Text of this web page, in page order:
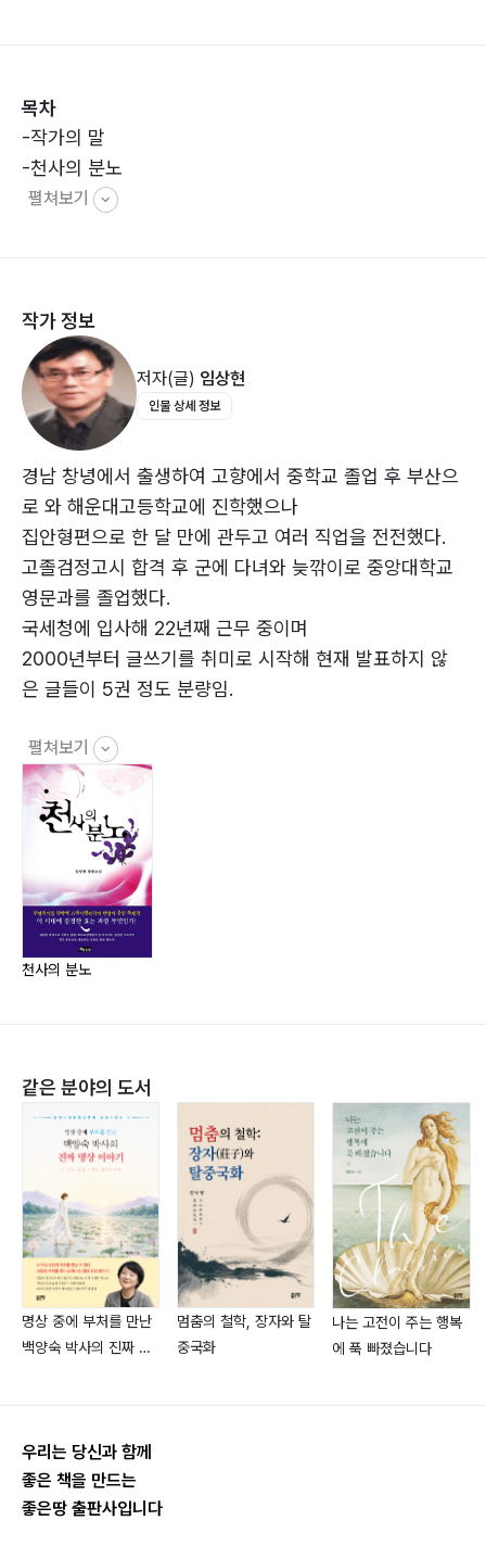
더럽고 음습한 진흙탕 속에서도 얼굴을 내미는 화사한 연
꽃이 있듯
신선한 충격을 주는 감동은 존재하기 마련입니다.
이제 그 감동을 받아들일 몫은 독자에게로 넘어갔습니다.
-작가의 말 중에서...
목차
-작가의 말
-천사의 분노
펼쳐보기
작가 정보
저자(글) 임상현
인물 상세 정보
경남 창녕에서 출생하여 고향에서 중학교 졸업 후 부산으
로 와 해운대고등학교에 진학했으나
집안형편으로 한 달 만에 관두고 여러 직업을 전전했다.
고졸검정고시 합격 후 군에 다녀와 늦깎이로 중앙대학교
영문과를 졸업했다.
국세청에 입사해 22년째 근무 중이며
2000년부터 글쓰기를 취미로 시작해 현재 발표하지 않
은 글들이 5권 정도 분량임.
2004년 국세공무원 문예대전에서 소설 부문 우수상, 수
필 부문 장려상을 수상했으며
전국의 2만여 직원들이 공유하는 인트라넷에 『상처받은
여자는 두 번 울지 않는다』
『꿈꾸는 산동네』 『천사의 분노』 등 장편의 글을 연재해 상
당한 호응과 반향을 불러일으킴.
2만여 국세청 전체 직원들이 읽은 글에 공감표시 숫자로
산을 좋아해 전국의 명산을 찾아다니며 체력단련과 구상
하기를 즐기고 있으며
국세청 내 글 쓰는 사람들의 모임인 국세문우회에서 왕성
한 활동을 전개해 오고 있음.
오늘도 베스트셀러 작가를 꿈꾸며 새벽 5시면 어김없이
일어나 글쓰기에 매달리며
직장일이 끝난 저녁에도 여유시간을 활용 창작에 전념하
고 있음.
펼쳐보기
천사의 분노
같은 분야의 도서
명상 중에 부처를 만난
백양숙 박사의 진짜 명
멈춤의 철학, 장자와 탈
중국화
나는 고전이 주는 행복
에 푹 빠졌습니다
우리는 당신과 함께
좋은 책을 만드는
좋은땅 출판사입니다